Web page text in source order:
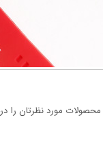
مورد نظرتان را